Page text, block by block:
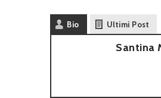
Bio Ultimi Post
Santina